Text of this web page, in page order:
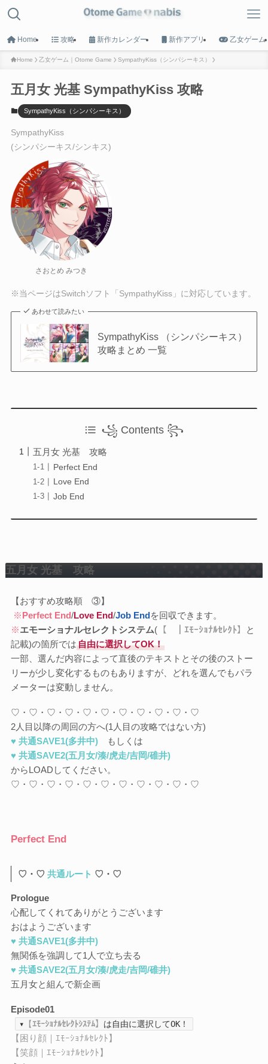
MENU
攻略タイトル一覧
乙女ゲーム
検索
Home 攻略 新作カレンダー 新作アプリ 乙女ゲーム
Home 乙女ゲーム｜Otome Game SympathyKiss（シンパシーキス）
五月女 光基 SympathyKiss 攻略
SympathyKiss（シンパシーキス）
SympathyKiss
(シンパシーキス/シンキス)
さおとめ みつき
※当ページはSwitchソフト「SympathyKiss」に対応しています。
あわせて読みたい
SympathyKiss （シンパシーキス）
攻略まとめ 一覧
꧁ Contents ꧂
五月女 光基 攻略
Perfect End
Love End
Job End
五月女 光基攻略
【おすすめ攻略順 ③】
※Perfect End/Love End/Job Endを回収できます。
※エモーショナルセレクトシステム(【 ｜ｴﾓｰｼｮﾅﾙｾﾚｸﾄ】
と
記載)の箇所では自由に選択してOK！
一部、選んだ内容によって直後のテキストとその後のストー
リーが少し変化するものもありますが、どれを選んでもパラ
メーターは変動しません。
♡・♡・♡・♡・♡・♡・♡・♡・♡・♡・♡
2人目以降の周回の方へ(1人目の攻略ではない方)
♥ 共通SAVE1(多井中)もしくは
♥ 共通SAVE2(五月女/湊/虎走/吉岡/碓井)
からLOADしてください。
♡・♡・♡・♡・♡・♡・♡・♡・♡・♡・♡
Perfect End
♡・♡共通ルート ♡・♡
Prologue
心配してくれてありがとうございます
おはようございます
♥ 共通SAVE1(多井中)
無関係を強調して1人で立ち去る
♥ 共通SAVE2(五月女/湊/虎走/吉岡/碓井)
五月女と組んで新企画
Episode01
▾ 【ｴﾓｰｼｮﾅﾙｾﾚｸﾄｼｽﾃﾑ】 は自由に選択してOK！
【困り顔｜ｴﾓｰｼｮﾅﾙｾﾚｸﾄ】
【笑顔｜ｴﾓｰｼｮﾅﾙｾﾚｸﾄ】